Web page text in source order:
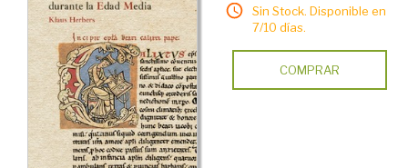
Sin Stock. Disponible en
7/10 días.
COMPRAR